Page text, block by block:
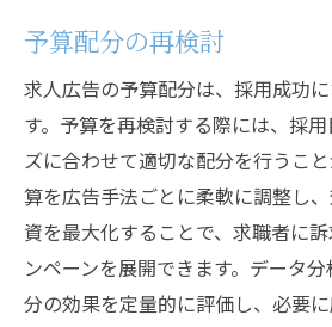
予算配分の再検討
求人広告の予算配分は、採用成功
す。予算を再検討する際には、採
ズに合わせて適切な配分を行うこ
算を広告手法ごとに柔軟に調整し
資を最大化することで、求職者に
ンペーンを展開できます。データ
分の効果を定量的に評価し、必要